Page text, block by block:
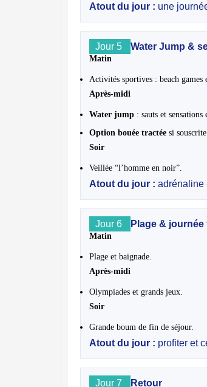
Atout du jour : une
Jour 5 Water Jump &
Matin
Activités sportives : beach games
Après-midi
Water jump : sauts et sensations
Option bouée tractée si souscrite.
Soir
Veillée “l’homme en noir”.
Atout du jour : adrénaline
Jour 6 Plage & journée
Matin
Plage et baignade.
Après-midi
Olympiades et grands jeux.
Soir
Grande boum de fin de séjour.
Atout du jour : profiter et
Jour 7 Retour